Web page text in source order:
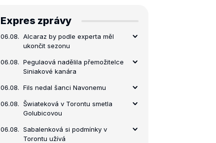
Expres zprávy
06.08. Alcaraz by podle experta měl
ukončit sezonu
06.08. Pegulaová nadělila přemožitelce
Siniakové kanára
06.08. Fils nedal šanci Navonemu
06.08. Šwiateková v Torontu smetla
Golubicovou
06.08. Sabalenková si podmínky v
Torontu užívá